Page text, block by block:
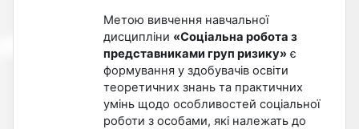
Метою вивчення навчальної
дисципліни «Соціальна робота з
представниками груп ризику»є
формування у здобувачів освіти
теоретичних знань та практичних
умінь щодо особливостей соціальної
роботи з особами, які належать до